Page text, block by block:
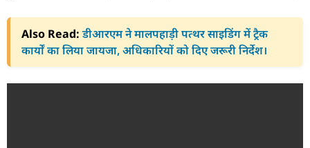
Also Read: डीआरएम ने मालपहाड़ी पत्थर साइडिंग में ट्रैक
कार्यों का लिया जायजा, अधिकारियों को दिए जरूरी निर्देश।